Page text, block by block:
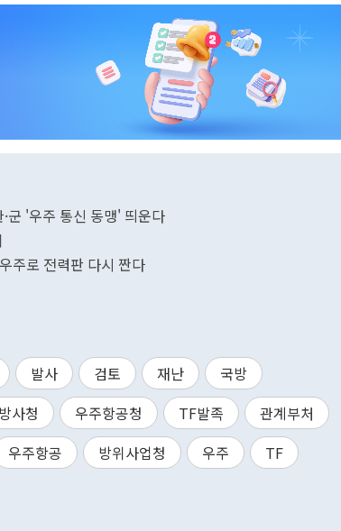
군 '우주 통신 동맹' 띄운다
주로 전력판 다시 짠다
발사 검토 재난
국방
방사청 우주항공청 TF발족
관계부처
우주항공 방위사업청 우주
TF